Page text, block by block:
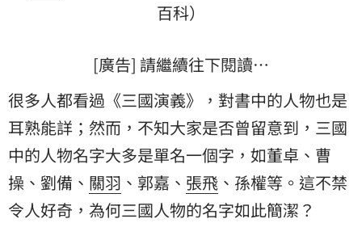
百科）
[廣告] 請繼續往下閱讀…
很多人都看過《三國演義》，對書中的人物也是
耳熟能詳；然而，不知大家是否曾留意到，三國
中的人物名字大多是單名一個字，如董卓、 曹
操 、劉備、 關羽 、郭嘉、 張飛 、孫權等。這不禁
令人好奇，為何三國人物的名字如此簡潔？